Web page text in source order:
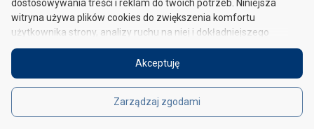
dostosowywania treści i reklam do twoich potrzeb. Niniejsza
witryna używa plików cookies do zwiększenia komfortu
użytkownika strony, analizy ruchu na niej i dokładniejszego
kierowania reklam, co pozwala nam dostarczać
spersonalizowaną treść reklamową i łączyć ją z mediami
społecznościowymi. Ograniczenie akceptacji plików cookies może
skutkować ograniczeniem działania i funkcjonalności witryny.
Zapoznaj się z Polityką cookies (tutaj) oraz Oświadczeniem
prawnym (Polityką ochrony danych osobowych)tutaj.
Akceptuję
Zarządzaj zgodami
Oświadczenie prawne | Polityka cookies
© 2026 IBIS InGold, a.s. Wszystkie prawa zastrzeżone.